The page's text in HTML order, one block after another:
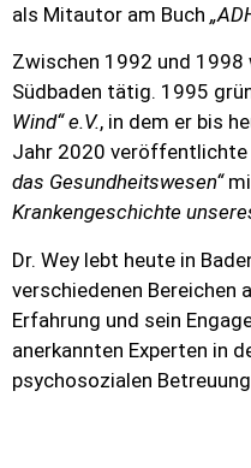
als Mitautor am Buch
Zwischen 1992 und 1998
Südbaden tätig. 1995
Wind“ e.V., in dem er bis
Jahr 2020 veröffentlichte
das Gesundheitswesen“
Krankengeschichte
Dr. Wey lebt heute in
verschiedenen Bereichen
Erfahrung und sein
anerkannten Experten in
psychosozialen